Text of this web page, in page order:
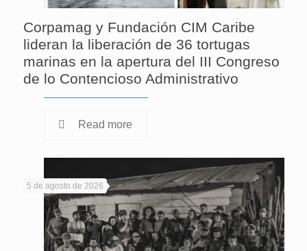
Corpamag y Fundación CIM Caribe
lideran la liberación de 36 tortugas
marinas en la apertura del III Congreso
de lo Contencioso Administrativo
Read more
5 de agosto de 2026